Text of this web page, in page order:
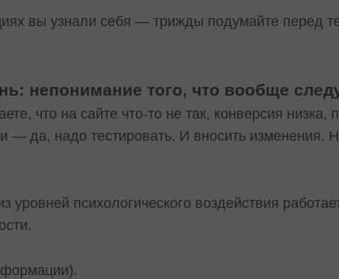
вы узнали себя — трижды подумайте перед
непонимание того, что вообще
что на сайте что-то не так, конверсия низка,
— да, надо тестировать. И вносить изменения.
уровней психологического воздействия